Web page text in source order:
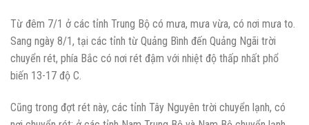
Từ đêm 7/1 ở các tỉnh Trung Bộ có mưa, mưa vừa, có nơi mưa to.
Sang ngày 8/1, tại các tỉnh từ Quảng Bình đến Quảng Ngãi trời
chuyển rét, phía Bắc có nơi rét đậm với nhiệt độ thấp nhất phổ
biến 13-17 độ C.
Cũng trong đợt rét này, các tỉnh Tây Nguyên trời chuyển lạnh, có